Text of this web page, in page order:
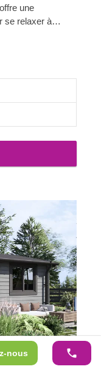
nous
une
se relaxer à
à la
pour votre jardin,
en offrant une
confort, une
disponible.